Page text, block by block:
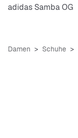
adidas Samba OG
Damen Schuhe